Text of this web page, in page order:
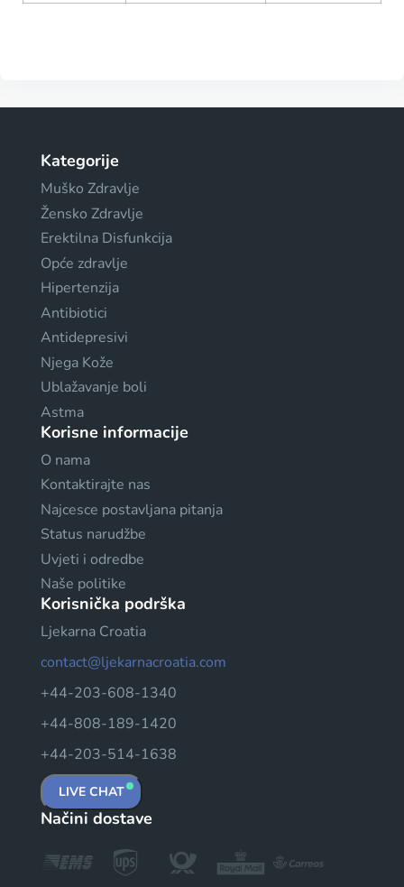
Kategorije
Muško Zdravlje
Žensko Zdravlje
Erektilna Disfunkcija
Opće zdravlje
Hipertenzija
Antibiotici
Antidepresivi
Njega Kože
Ublažavanje boli
Astma
Korisne informacije
O nama
Kontaktirajte nas
Najcesce postavljana pitanja
Status narudžbe
Uvjeti i odredbe
Naše politike
Korisnička podrška
Ljekarna Croatia
contact@ljekarnacroatia.com
+44-203-608-1340
+44-808-189-1420
+44-203-514-1638
LIVE CHAT
Načini dostave